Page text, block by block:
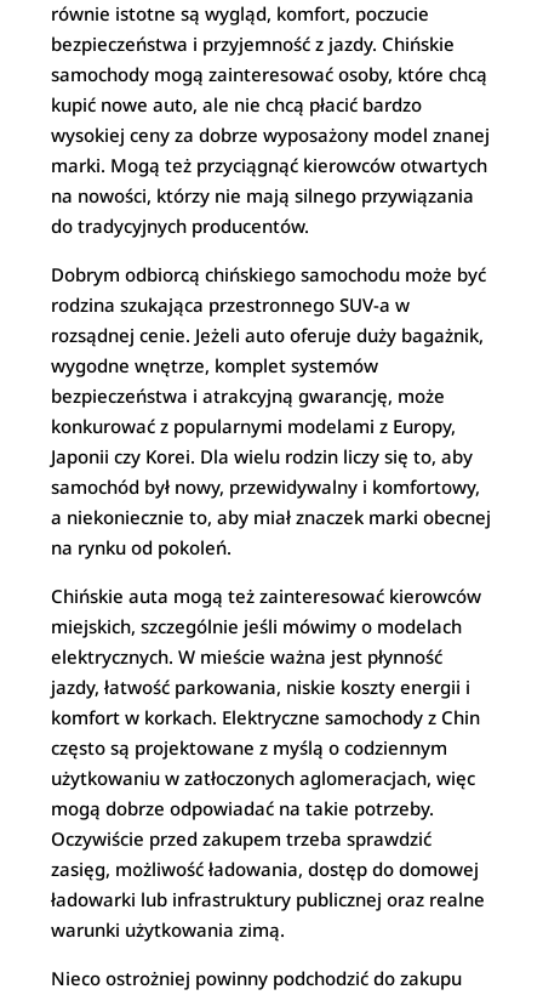
równie istotne są wygląd, komfort, poczucie
bezpieczeństwa i przyjemność z jazdy. Chińskie
samochody mogą zainteresować osoby, które chcą
kupić nowe auto, ale nie chcą płacić bardzo
wysokiej ceny za dobrze wyposażony model znanej
marki. Mogą też przyciągnąć kierowców otwartych
na nowości, którzy nie mają silnego przywiązania
do tradycyjnych producentów.
Dobrym odbiorcą chińskiego samochodu może być
rodzina szukająca przestronnego SUV-a w
rozsądnej cenie. Jeżeli auto oferuje duży bagażnik,
wygodne wnętrze, komplet systemów
bezpieczeństwa i atrakcyjną gwarancję, może
konkurować z popularnymi modelami z Europy,
Japonii czy Korei. Dla wielu rodzin liczy się to, aby
samochód był nowy, przewidywalny i komfortowy,
a niekoniecznie to, aby miał znaczek marki obecnej
na rynku od pokoleń.
Chińskie auta mogą też zainteresować kierowców
miejskich, szczególnie jeśli mówimy o modelach
elektrycznych. W mieście ważna jest płynność
jazdy, łatwość parkowania, niskie koszty energii i
komfort w korkach. Elektryczne samochody z Chin
często są projektowane z myślą o codziennym
użytkowaniu w zatłoczonych aglomeracjach, więc
mogą dobrze odpowiadać na takie potrzeby.
Oczywiście przed zakupem trzeba sprawdzić
zasięg, możliwość ładowania, dostęp do domowej
ładowarki lub infrastruktury publicznej oraz realne
warunki użytkowania zimą.
Nieco ostrożniej powinny podchodzić do zakupu